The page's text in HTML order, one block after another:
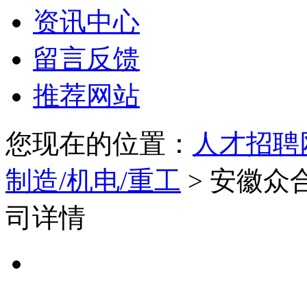
资讯中心
留言反馈
推荐网站
您现在的位置： 人才招聘
制造/机电/重工 > 安徽众
司详情